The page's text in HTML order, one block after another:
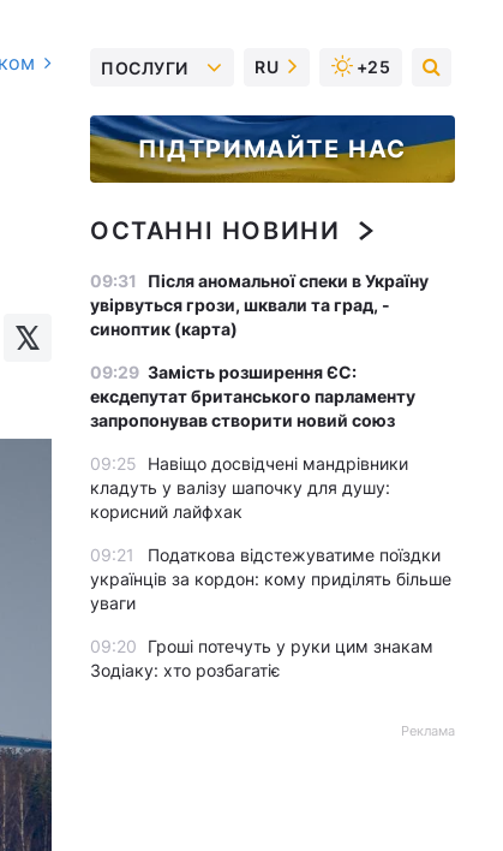
ПОСЛУГИ RU +25
ПІДТРИМАЙТЕ НАС
ОСТАННІ НОВИНИ
09:31
Після аномальної спеки в Україну
увірвуться грози, шквали та град, -
синоптик (карта)
09:29 Замість розширення ЄС:
ексдепутат британського парламенту
запропонував створити новий союз
09:25
Навіщо досвідчені мандрівники
кладуть у валізу шапочку для душу:
корисний лайфхак
09:21
Податкова відстежуватиме поїздки
українців за кордон: кому приділять більше
уваги
09:20
Гроші потечуть у руки цим знакам
Зодіаку: хто розбагатіє
Реклама